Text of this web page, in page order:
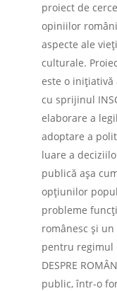
proiect de
opiniilor
aspecte ale
culturale.
este o iniţiativă
cu sprijinul
elaborare a
adoptare a
luare a
publică aşa
opţiunilor
probleme
românesc şi
pentru regimul
DESPRE
public, într-o